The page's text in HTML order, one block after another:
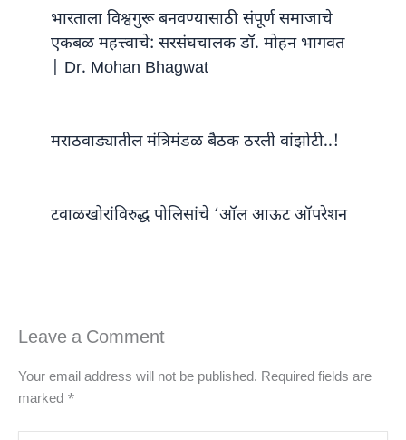
भारताला विश्वगुरू बनवण्यासाठी संपूर्ण समाजाचे
एकबळ महत्त्वाचे: सरसंघचालक डॉ. मोहन भागवत
| Dr. Mohan Bhagwat
मराठवाड्यातील मंत्रिमंडळ बैठक ठरली वांझोटी..!
टवाळखोरांविरुद्ध पोलिसांचे ‘ऑल आऊट ऑपरेशन
Leave a Comment
Your email address will not be published. Required fields are
marked *